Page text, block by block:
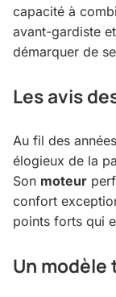
capacité à
avant-gardiste
démarquer de
Lesavis
Au fil des
élogieux de la
Son moteur
confort
points forts qui
Un